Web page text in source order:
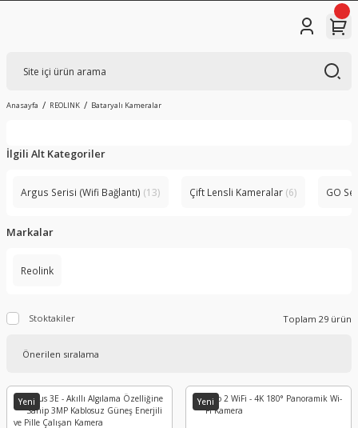
Anasayfa REOLINK Bataryalı Kameralar
İlgili Alt Kategoriler
Argus Serisi (Wifi Bağlantı) (13) Çift Lensli Kameralar (6) GO
Markalar
Reolink
Stoktakiler Toplam 29 ürün
Yeni Yeni